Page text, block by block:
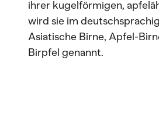
ihrer kugelförmigen,
wird sie im
Asiatische Birne, Apfel-
Birpfel genannt.